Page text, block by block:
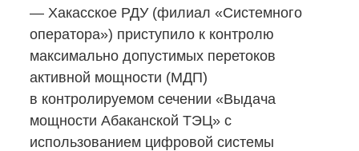
— Хакасское РДУ (филиал «Системного
оператора») приступило к контролю
максимально допустимых перетоков
активной мощности (МДП)
в контролируемом сечении «Выдача
мощности Абаканской ТЭЦ» с
использованием цифровой системы